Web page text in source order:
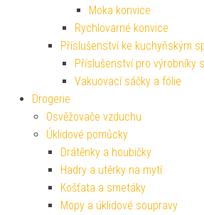
Moka konvice
Rychlovarné konvice
Příslušenství ke kuchyňským
Příslušenství pro výrobníky
Vakuovací sáčky a fólie
Drogerie
Osvěžovače vzduchu
Úklidové pomůcky
Drátěnky a houbičky
Hadry a utěrky na mytí
Košťata a smetáky
Mopy a úklidové soupravy